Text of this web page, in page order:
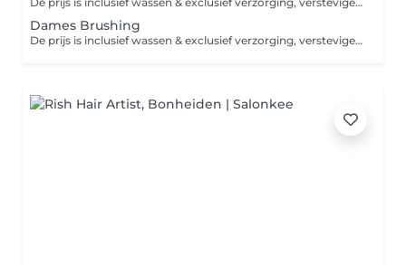
Dames Brushing
De prijs is inclusief wassen & exclusief verzorging, versteviger of afwerkingsproduct,wel zonder drogen of brushen.Indien u een brushing en een intens verzorgende Kérastase shampoo of een Kérastase verzorgend masker erbij wenst, gelieve deze dienst bij te boeken bij de categorie "VERZORGING".